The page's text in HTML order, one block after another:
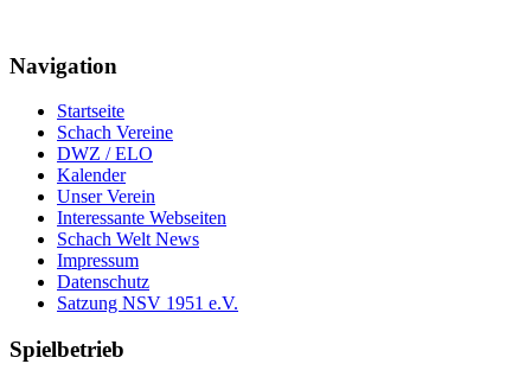
Navigation
Startseite
Schach Vereine
DWZ / ELO
Kalender
Unser Verein
Interessante Webseiten
Schach Welt News
Impressum
Datenschutz
Satzung NSV 1951 e.V.
Spielbetrieb